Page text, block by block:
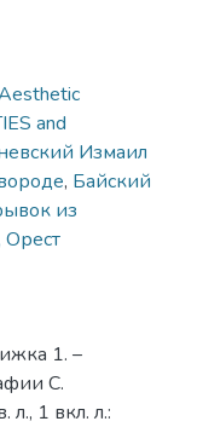
and
Измаил
, Байский
из
Орест
1. –
С.
л., 1 вкл. л.: